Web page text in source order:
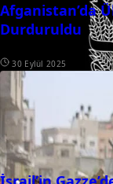
Afganistan’da
Durduruldu
30 Eylül 2025